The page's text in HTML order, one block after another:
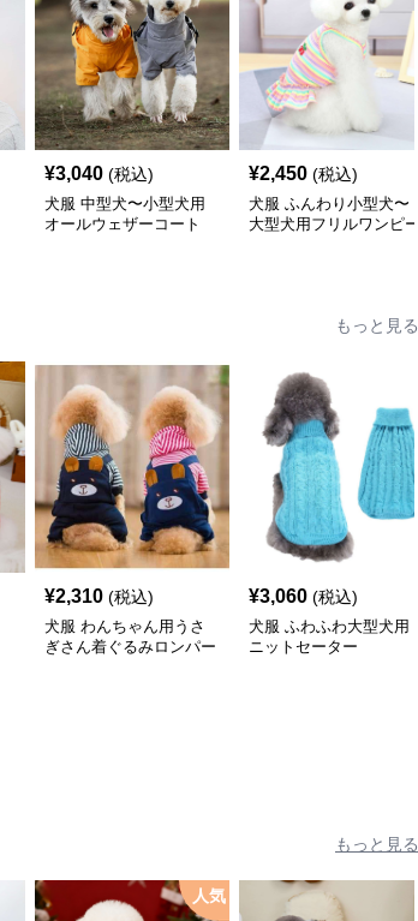
¥3,040 (税込)
犬服 中型犬〜小型犬用
オールウェザーコート
¥2,450 (税込)
犬服 ふんわり小型犬〜
大型犬用フリルワンピー
もっと見る
¥2,310 (税込)
犬服 わんちゃん用うさ
ぎさん着ぐるみロンパー
¥3,060 (税込)
犬服 ふわふわ大型犬用
ニットセーター
もっと見る
人気